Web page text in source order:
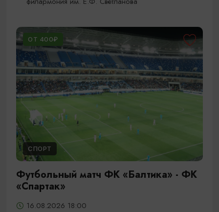
ОТ 400₽
СПОРТ
Футбольный матч ФК «Балтика» - ФК
«Спартак»
16.08.2026 18:00